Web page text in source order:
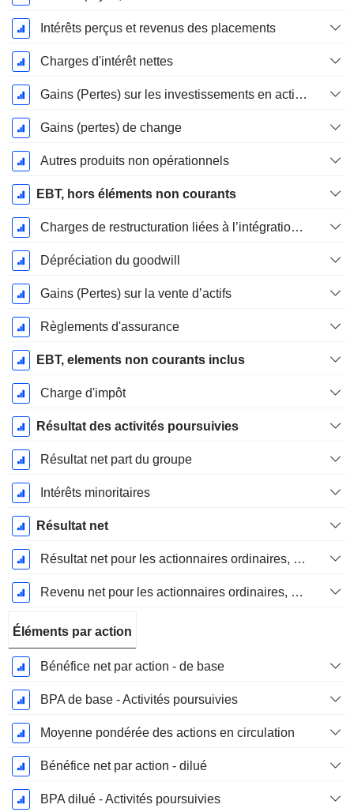
Intérêts perçus et revenus des placements
Charges d'intérêt nettes
Gains (Pertes) sur les investissements en actions
Gains (pertes) de change
Autres produits non opérationnels
EBT, hors éléments non courants
Charges de restructuration liées à l’intégration d’une nouvelle activité (Fusions, Acquisitions)
Dépréciation du goodwill
Gains (Pertes) sur la vente d’actifs
Règlements d'assurance
EBT, elements non courants inclus
Charge d'impôt
Résultat des activités poursuivies
Résultat net part du groupe
Intérêts minoritaires
Résultat net
Résultat net pour les actionnaires ordinaires, éléments exceptionnels inclus.
Revenu net pour les actionnaires ordinaires, hors éléments exceptionnelsRésultat net pour les actionnaires ordinaires, éléments exceptionnels exclus.
Éléments par action
Bénéfice net par action - de base
BPA de base - Activités poursuivies
Moyenne pondérée des actions en circulation
Bénéfice net par action - dilué
BPA dilué - Activités poursuivies